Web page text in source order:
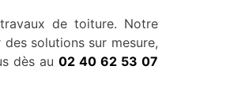
de toiture. Notre
solutions sur mesure,
dès au 02 40 62 53 07